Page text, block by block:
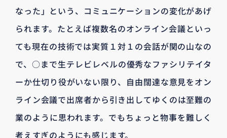
なった」という、コミュニケーションの変化があげ
られます。たとえば複数名のオンライン会議といっ
ても現在の技術では実質１対１の会話が関の山なの
で、○まで生テレビレベルの優秀なファシリテイタ
ーか仕切り役がいない限り、自由闊達な意見をオン
ライン会議で出席者から引き出してゆくのは至難の
業のように思われます。でもちょっと物事を難しく
考えすぎのようにも感じます。